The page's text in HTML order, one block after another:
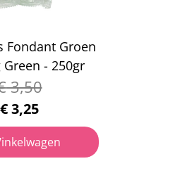
Fondant Groen
- 250gr
3,50
€3,25